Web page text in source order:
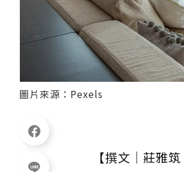
圖片來源：Pexels
【撰文｜莊雅